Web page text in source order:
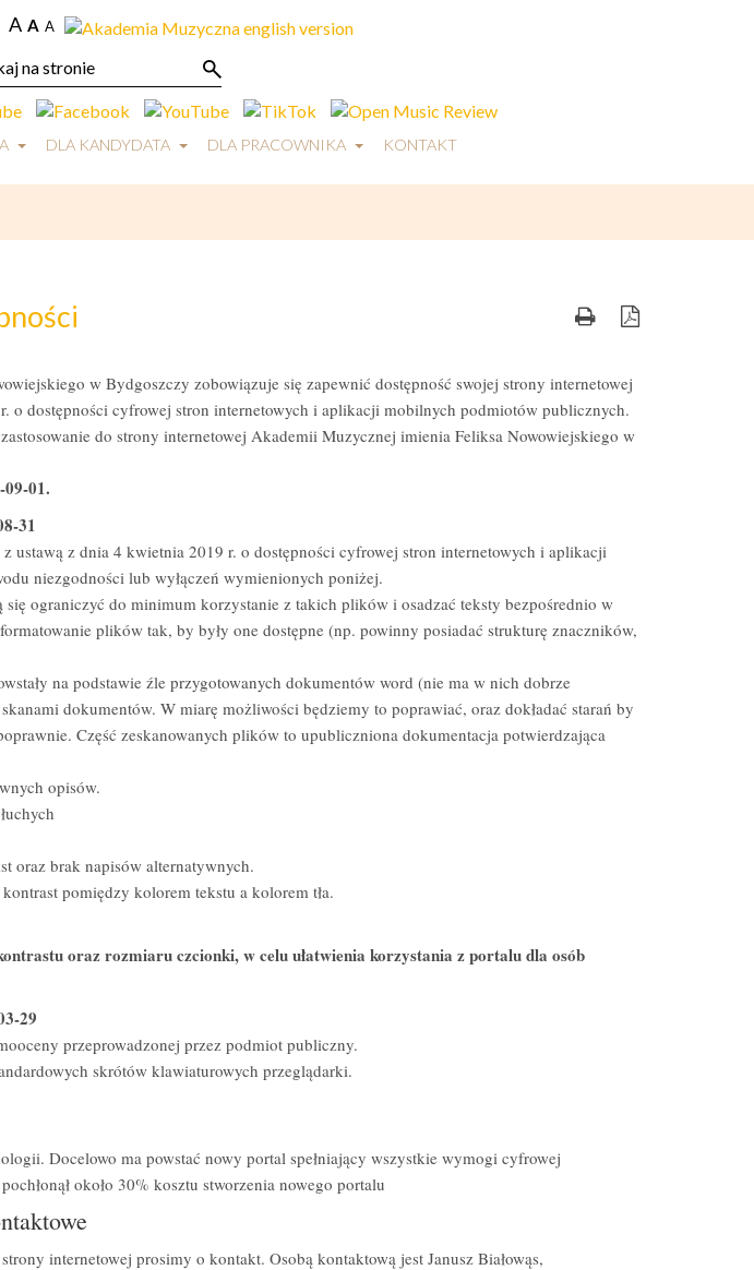
A A A
DLA KANDYDATA DLA PRACOWNIKA KONTAKT
w Bydgoszczy zobowiązuje się zapewnić dostępność swojej strony internetowej
o dostępności cyfrowej stron internetowych i aplikacji mobilnych podmiotów publicznych.
do strony internetowej Akademii Muzycznej imienia Feliksa Nowowiejskiego w
09-01.
31
ustawą z dnia 4 kwietnia 2019 r. o dostępności cyfrowej stron internetowych i aplikacji
niezgodności lub wyłączeń wymienionych poniżej.
ograniczyć do minimum korzystanie z takich plików i osadzać teksty bezpośrednio w
plików tak, by były one dostępne (np. powinny posiadać strukturę znaczników,
na podstawie źle przygotowanych dokumentów word (nie ma w nich dobrze
dokumentów. W miarę możliwości będziemy to poprawiać, oraz dokładać starań by
Część zeskanowanych plików to upubliczniona dokumentacja potwierdzająca
opisów.
oraz brak napisów alternatywnych.
pomiędzy kolorem tekstu a kolorem tła.
oraz rozmiaru czcionki, w celu ułatwienia korzystania z portalu dla osób
29
przeprowadzonej przez podmiot publiczny.
skrótów klawiaturowych przeglądarki.
Docelowo ma powstać nowy portal spełniający wszystkie wymogi cyfrowej
około 30% kosztu stworzenia nowego portalu
internetowej prosimy o kontakt. Osobą kontaktową jest Janusz Białowąs,